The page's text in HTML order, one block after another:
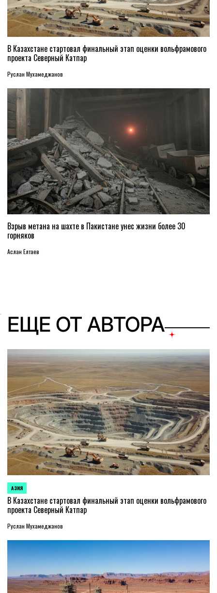
В Казахстане стартовал финальный этап оценки вольфрамового
проекта Северный Катпар
Руслан Мухамеджанов
Взрыв метана на шахте в Пакистане унес жизни более 30
горняков
Аслан Елтаев
ЕЩЕ ОТ АВТОРА
ОПУБЛИКОВАНО
В
АЗИЯ
В Казахстане стартовал финальный этап оценки вольфрамового
проекта Северный Катпар
Руслан Мухамеджанов